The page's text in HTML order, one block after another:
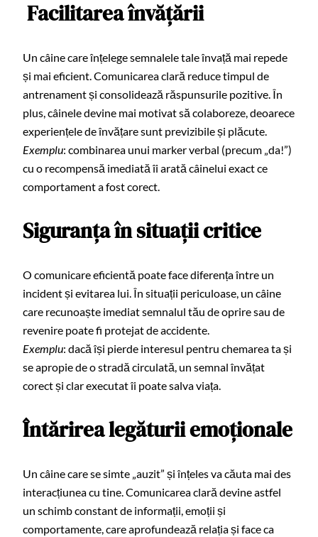
Facilitarea învățării
Un câine care înțelege semnalele tale învață mai repede
și mai eficient. Comunicarea clară reduce timpul de
antrenament și consolidează răspunsurile pozitive. În
plus, câinele devine mai motivat să colaboreze, deoarece
experiențele de învățare sunt previzibile și plăcute.
Exemplu: combinarea unui marker verbal (precum „da!”)
cu o recompensă imediată îi arată câinelui exact ce
comportament a fost corect.
Siguranța în situații critice
O comunicare eficientă poate face diferența între un
incident și evitarea lui. În situații periculoase, un câine
care recunoaște imediat semnalul tău de oprire sau de
revenire poate fi protejat de accidente.
Exemplu: dacă își pierde interesul pentru chemarea ta și
se apropie de o stradă circulată, un semnal învățat
corect și clar executat îi poate salva viața.
Întărirea legăturii emoționale
Un câine care se simte „auzit” și înțeles va căuta mai des
interacțiunea cu tine. Comunicarea clară devine astfel
un schimb constant de informații, emoții și
comportamente, care aprofundează relația și face ca